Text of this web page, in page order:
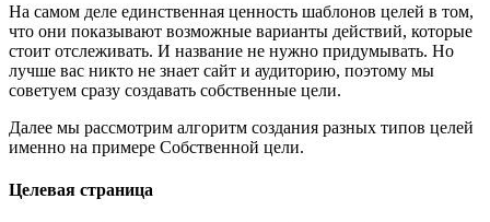
На самом деле единственная ценность шаблонов целей в том,
что они показывают возможные варианты действий, которые
стоит отслеживать. И название не нужно придумывать. Но
лучше вас никто не знает сайт и аудиторию, поэтому мы
советуем сразу создавать собственные цели.
Далее мы рассмотрим алгоритм создания разных типов целей
именно на примере Собственной цели.
Целевая страница